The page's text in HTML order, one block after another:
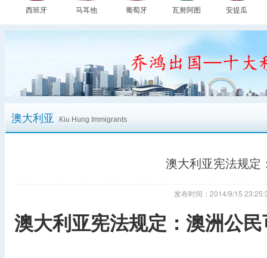
西班牙 马耳他 葡萄牙 瓦努阿图 安提瓜
澳大利亚 Kiu Hung Immigrants
澳大利亚宪法规定
发布时间：2014/9/15
澳大利亚宪法规定：澳洲公